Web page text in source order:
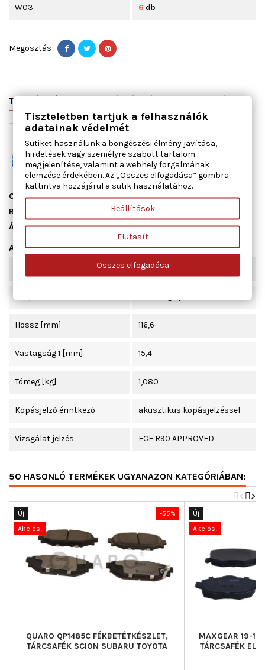
W03 6 db
Megosztás
TERMÉK RÉSZLETEI
CikkszámADK84219
Raktáron
ÁllapotÚj
Adatlap
45,3
Hossz [mm] 116,6
Vastagság 1 [mm] 15,4
Tömeg [kg] 1,080
Kopásjelző érintkező akusztikus kopásjelzéssel
Vizsgálat jelzés ECE R90 APPROVED
50 HASONLÓ TERMÉKEK UGYANAZON KATEGÓRIÁBAN:
>
<
-55%
Új
Akciós!
QUARO QP1485C FÉKBETÉTKÉSZLET,
TÁRCSAFÉK SCION SUBARU TOYOTA
Új
Akciós!
MAXGEAR 19-
TÁRCSAFÉK
Tiszteletben tartjuk a felhasználók
adatainak védelmét
Sütiket használunk a böngészési élmény javítása,
hirdetések vagy személyre szabott tartalom
megjelenítése, valamint a webhely forgalmának
elemzése érdekében. Az „Összes elfogadása” gombra
kattintva hozzájárul a sütik használatához.
Beállítások
Elutasít
Összes elfogadása